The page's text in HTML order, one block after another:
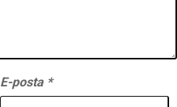
E-posta *